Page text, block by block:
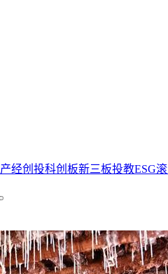
产经创投科创板新三板投教ESG